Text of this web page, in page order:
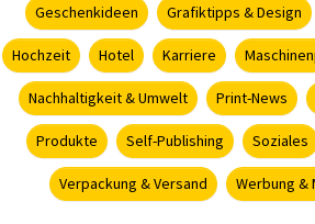
Geschenkideen Grafiktipps & Design
Hochzeit Hotel Karriere
Nachhaltigkeit & Umwelt Print-News
Produkte Self-Publishing Soziales
Verpackung & Versand Werbung &